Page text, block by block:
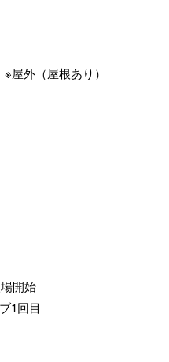
外（屋根あり）
開始
1回目